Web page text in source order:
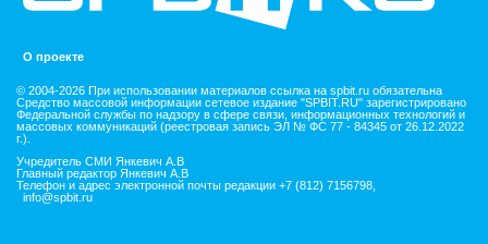
О проекте
© 2004-2026 При использовании материалов ссылка на spbit.ru обязательна
Средство массовой информации сетевое издание "SPBIT.RU" зарегистрировано
Федеральной службы по надзору в сфере связи, информационных технологий и
массовых коммуникаций (реестровая запись ЭЛ № ФС 77 - 84345 от 26.12.2022
г.).
Учредитель СМИ Янкевич А.В
Главный редактор Янкевич А.В
Телефон и адрес электронной почты редакции +7 (812) 7156798,
info@spbit.ru